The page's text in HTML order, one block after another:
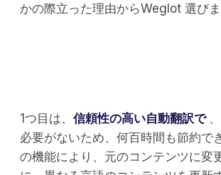
かの際立った理由からWeglot 選びま
1つ目は、 信頼性の高い自動翻訳で
必要がないため、何百時間も節約で
の機能により、元のコンテンツに変